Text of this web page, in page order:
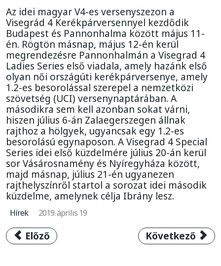
Az idei magyar V4-es versenyszezon a
Visegrád 4 Kerékpárversennyel kezdődik
Budapest és Pannonhalma között május 11-
én. Rögtön másnap, május 12-én kerül
megrendezésre Pannonhalmán a Visegrad 4
Ladies Series első viadala, amely hazánk első
olyan női országúti kerékpárversenye, amely
1.2-es besorolással szerepel a nemzetközi
szövetség (UCI) versenynaptárában. A
másodikra sem kell azonban sokat várni,
hiszen július 6-án Zalaegerszegen állnak
rajthoz a hölgyek, ugyancsak egy 1.2-es
besorolású egynaposon. A Visegrad 4 Special
Series idei első küzdelmére július 20-án kerül
sor Vásárosnamény és Nyíregyháza között,
majd másnap, július 21-én ugyanezen
rajthelyszínről startol a sorozat idei második
küzdelme, amelynek célja Ibrány lesz.
Hírek 2019. április 19
Előző cikk: Paolo Savoldelli: a
Előző Következő
Következő